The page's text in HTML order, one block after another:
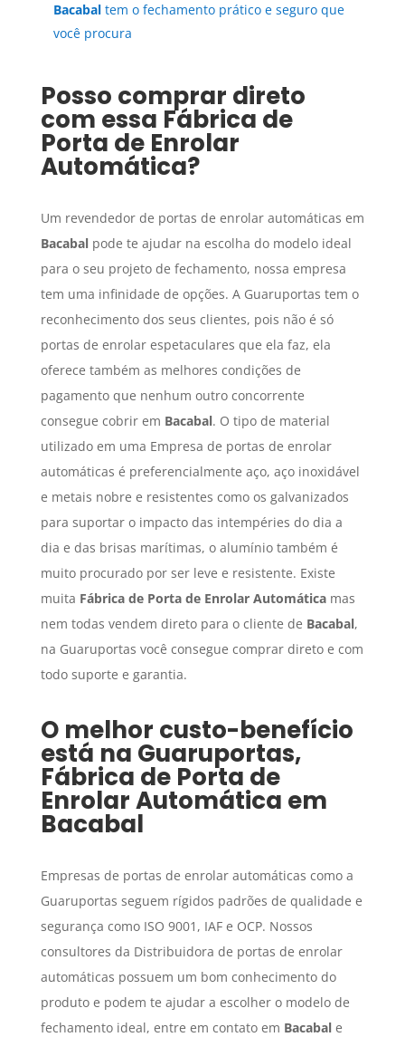
Bacabaltem o fechamento prático e seguro que
você procura
Posso comprar direto
com essa Fábrica de
Porta de Enrolar
Automática?
Um revendedor de portas de enrolar automáticas em
Bacabalpode te ajudar na escolha do modelo ideal
para o seu projeto de fechamento, nossa empresa
tem uma infinidade de opções. A Guaruportas tem o
reconhecimento dos seus clientes, pois não é só
portas de enrolar espetaculares que ela faz, ela
oferece também as melhores condições de
pagamento que nenhum outro concorrente
consegue cobrir em Bacabal. O tipo de material
utilizado em uma Empresa de portas de enrolar
automáticas é preferencialmente aço, aço inoxidável
e metais nobre e resistentes como os galvanizados
para suportar o impacto das intempéries do dia a
dia e das brisas marítimas, o alumínio também é
muito procurado por ser leve e resistente. Existe
muita Fábrica de Porta de Enrolar Automáticamas
nem todas vendem direto para o cliente de Bacabal,
na Guaruportas você consegue comprar direto e com
todo suporte e garantia.
O melhor custo-benefício
está na Guaruportas,
Fábrica de Porta de
Enrolar Automática em
Bacabal
Empresas de portas de enrolar automáticas como a
Guaruportas seguem rígidos padrões de qualidade e
segurança como ISO 9001, IAF e OCP. Nossos
consultores da Distribuidora de portas de enrolar
automáticas possuem um bom conhecimento do
produto e podem te ajudar a escolher o modelo de
fechamento ideal, entre em contato em Bacabale